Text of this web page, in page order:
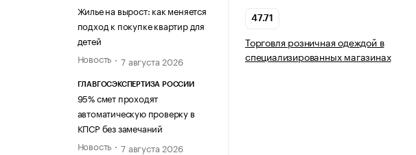
Жилье на вырост: как меняется
подход к покупке квартир для
детей
Новость
7 августа 2026
ГЛАВГОСЭКСПЕРТИЗА РОССИИ
95% смет проходят
автоматическую проверку в
КПСР без замечаний
Новость
7 августа 2026
47.71
Торговля розничная одеждой в
специализированных магазинах